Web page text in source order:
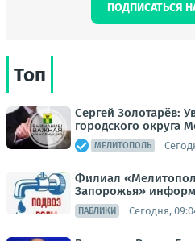
ПОДПИСАТЬСЯ НА
Топ
Сергей Золотарёв:
городского округа
МЕЛИТОПОЛЬ
Филиал
Запорожья»
ПАБЛИКИ Сегодня,